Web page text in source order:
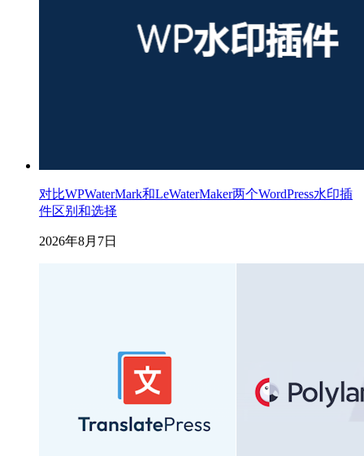
对比WPWaterMark和LeWaterMaker两个WordPress水印插
件区别和选择
2026年8月7日